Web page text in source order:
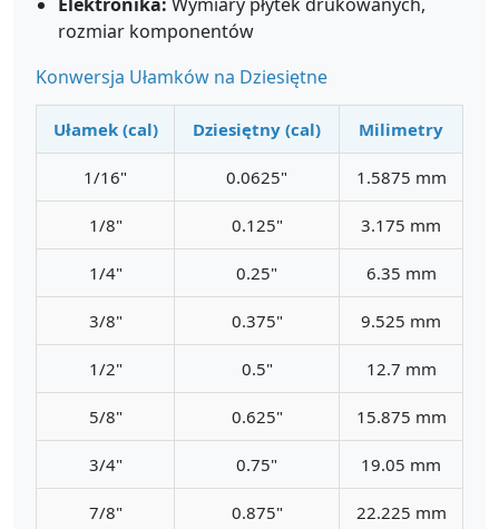
rozmiar komponentów
Konwersja Ułamków na Dziesiętne
Ułamek (cal) Dziesiętny (cal) Milimetry
1/16" 0.0625" 1.5875 mm
1/8" 0.125" 3.175 mm
1/4" 0.25" 6.35 mm
3/8" 0.375" 9.525 mm
1/2" 0.5" 12.7 mm
5/8" 0.625" 15.875 mm
3/4" 0.75" 19.05 mm
7/8" 0.875" 22.225 mm